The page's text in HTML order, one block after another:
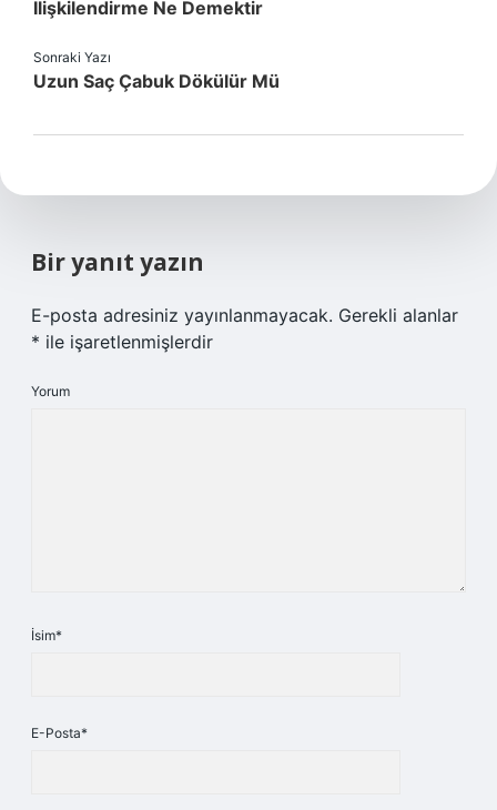
Ilişkilendirme Ne Demektir
Sonraki Yazı
Uzun Saç Çabuk Dökülür Mü
Bir yanıt yazın
E-posta adresiniz yayınlanmayacak. Gerekli alanlar
* ile işaretlenmişlerdir
Yorum
İsim*
E-Posta*